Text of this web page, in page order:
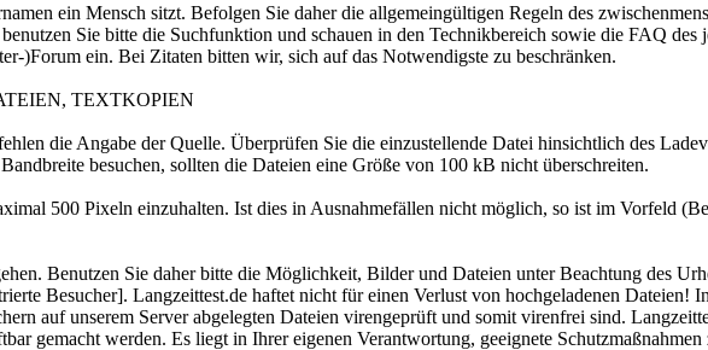
ein Mensch sitzt. Befolgen Sie daher die allgemeingültigen Regeln des
Sie bitte die Suchfunktion und schauen in den Technikbereich sowie die FAQ
)Forum ein. Bei Zitaten bitten wir, sich auf das Notwendigste zu beschränken.
TEXTKOPIEN
die Angabe der Quelle. Überprüfen Sie die einzustellende Datei hinsichtlich des
besuchen, sollten die Dateien eine Größe von 100 kB nicht überschreiten.
500 Pixeln einzuhalten. Ist dies in Ausnahmefällen nicht möglich, so ist im Vorfeld
Benutzen Sie daher bitte die Möglichkeit, Bilder und Dateien unter Beachtung des
Besucher]. Langzeittest.de haftet nicht für einen Verlust von hochgeladenen Dateien!
auf unserem Server abgelegten Dateien virengeprüft und somit virenfrei sind.
gemacht werden. Es liegt in Ihrer eigenen Verantwortung, geeignete Schutzmaßnahmen